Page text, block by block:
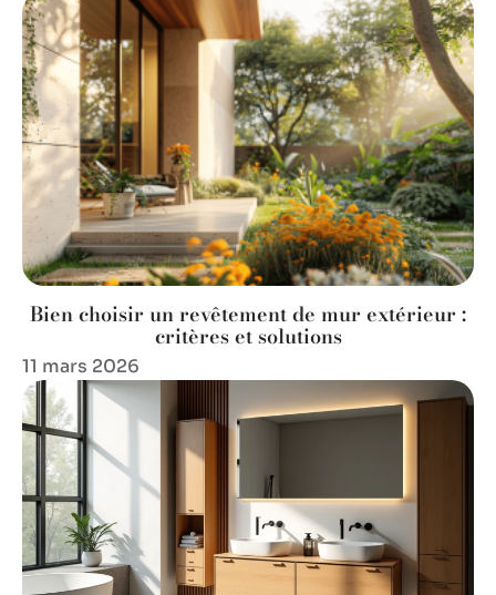
Bien choisir un revêtement de mur extérieur :
critères et solutions
11 mars 2026